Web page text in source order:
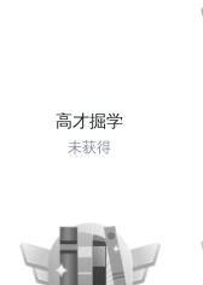
高才掘学
未获得